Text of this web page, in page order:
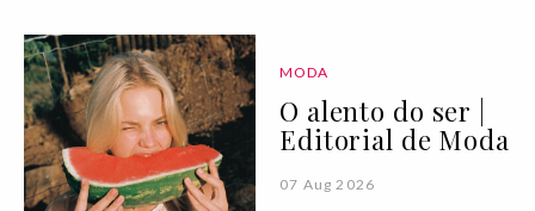
MODA
O alento do ser |
Editorial de Moda
07 Aug 2026